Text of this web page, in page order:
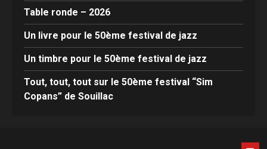
Table ronde – 2026
Un livre pour le 50ème festival de jazz
Un timbre pour le 50ème festival de jazz
Tout, tout, tout sur le 50ème festival “Sim
Copans” de Souillac